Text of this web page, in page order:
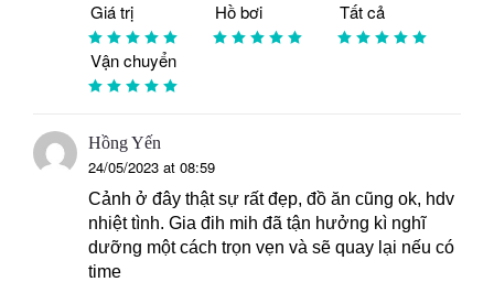
Giá trị Hồ bơi Tất cả
Vận chuyển
Hồng Yến
24/05/2023 at 08:59
Cảnh ở đây thật sự rất đẹp, đồ ăn cũng ok, hdv
nhiệt tình. Gia đih mih đã tận hưởng kì nghĩ
dưỡng một cách trọn vẹn và sẽ quay lại nếu có
time